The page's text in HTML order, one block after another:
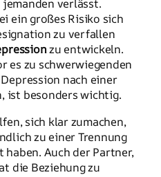
verlässt.
ein großes Risiko sich
zu verfallen
zu entwickeln.
es zu schwerwiegenden
nach einer
ist besonders wichtig.
sich klar zumachen,
zu einer Trennung
Auch der Partner,
die Beziehung zu